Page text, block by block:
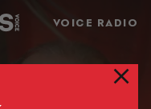
VOICE RADIO